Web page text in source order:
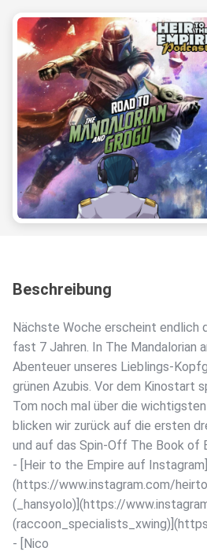
Beschreibung
Nächste Woche erscheint endlich
fast 7 Jahren. In The Mandalorian
Abenteuer unseres Lieblings-
grünen Azubis. Vor dem Kinostart
Tom noch mal über die
blicken wir zurück auf die ersten
und auf das Spin-Off The Book of
- [Heir to the Empire auf Instagram]
(https://www.instagram.com/
(_hansyolo)](https://
- [Nico